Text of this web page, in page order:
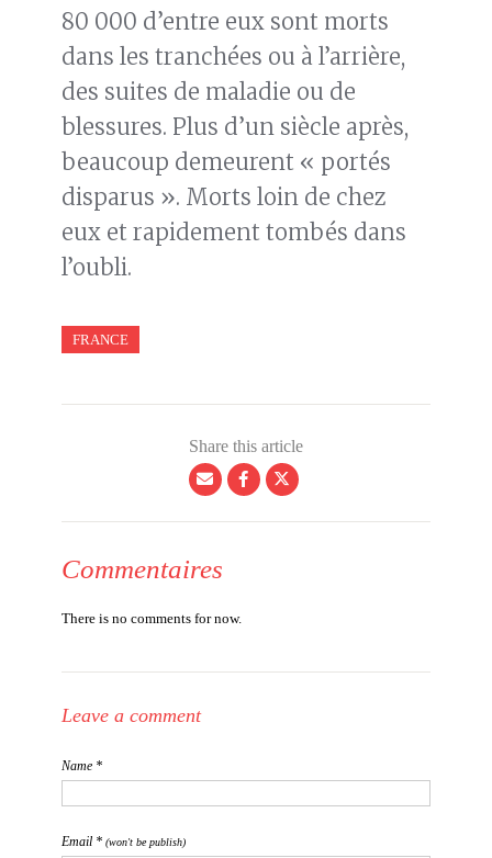
80 000 d’entre eux sont morts
dans les tranchées ou à l’arrière,
des suites de maladie ou de
blessures. Plus d’un siècle après,
beaucoup demeurent « portés
disparus ». Morts loin de chez
eux et rapidement tombés dans
l’oubli.
FRANCE
Share this article
Commentaires
There is no comments for now.
Leave a comment
Name *
Email * (won't be publish)